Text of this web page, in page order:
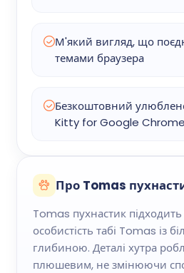
М'який вигляд, що
темами браузера
Безкоштовний
Kitty for Google Chrome
Про Tomas
Tomas пухнастик
особистість табі Tomas із
глибиною. Деталі хутра
плюшевим, не змінюючи